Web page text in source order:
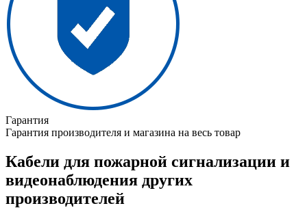
Гарантия
Гарантия производителя и магазина на весь товар
Кабели для пожарной сигнализации и
видеонаблюдения других
производителей